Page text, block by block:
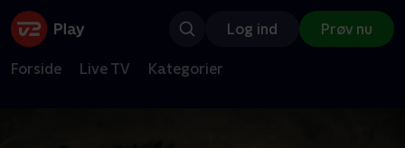
Log ind Prøv nu
Forside Live TV Kategorier